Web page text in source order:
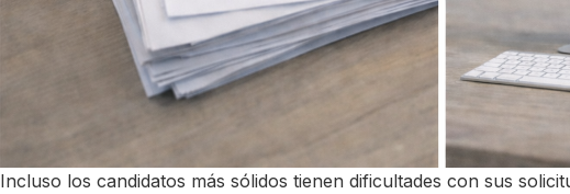
Incluso los candidatos más sólidos tienen dificultades con sus